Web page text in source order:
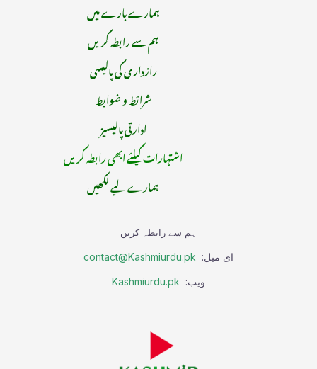
ہمارے بارے میں
ہم سے رابطہ کریں
رازداری کی پالیسی
شرائط و ضوابط
ادارتی پالیسیز
اشتہارات کیلئے ابھی رابطہ کریں
ہمارے لیے لکھیں
ہم سے رابطہ کریں
ای میل: contact@Kashmiurdu.pk
ویب: Kashmiurdu.pk